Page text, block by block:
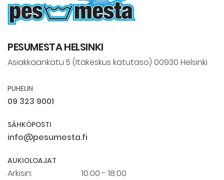
PESUMESTA HELSINKI
Asiakkaankatu 5 (Itäkeskus katutaso) 00930 Helsinki
PUHELIN
09 323 9001
SÄHKÖPOSTI
info@pesumesta.fi
AUKIOLOAJAT
Arkisin:
10:00 - 18:00